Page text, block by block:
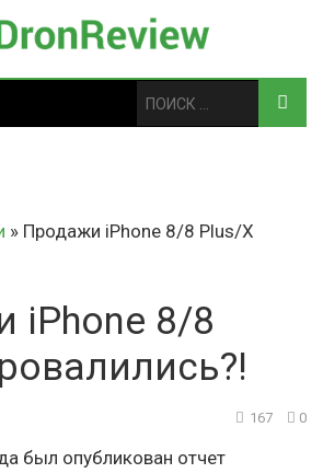
» Продажи iPhone 8/8 Plus/X
iPhone 8/8
167 0
был опубликован отчет